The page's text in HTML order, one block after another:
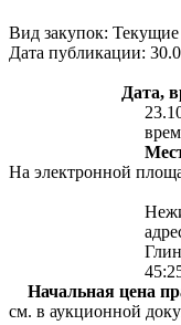
Вид закупок: Текущие
Дата публикации:
Дата,
На электронной
Начальная цена
см. в аукционной